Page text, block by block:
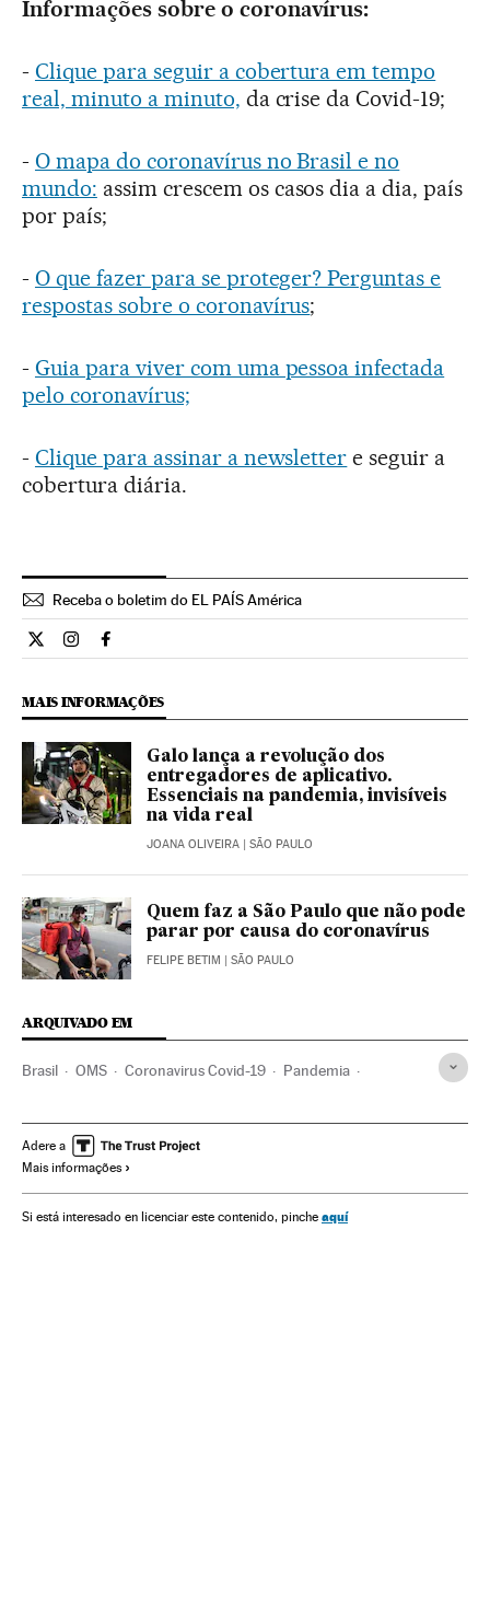
Informações sobre o coronavírus:
- Clique para seguir a cobertura em tempo
real, minuto a minuto, da crise da Covid-19;
- O mapa do coronavírus no Brasil e no
mundo: assim crescem os casos dia a dia, país
por país;
- O que fazer para se proteger? Perguntas e
respostas sobre o coronavírus;
- Guia para viver com uma pessoa infectada
pelo coronavírus;
- Clique para assinar a newsletter e seguir a
cobertura diária.
Receba o boletim do EL PAÍS América
Opiniao El País Brasil en Twitter
Opiniao El País Brasil en Instagram
Opiniao El País Brasil en Facebook
MAIS INFORMAÇÕES
Galo lança a revolução dos
entregadores de aplicativo.
Essenciais na pandemia, invisíveis
na vida real
JOANA OLIVEIRA | SÃO PAULO
Quem faz a São Paulo que não pode
parar por causa do coronavírus
FELIPE BETIM | SÃO PAULO
ARQUIVADO EM
Brasil OMS Coronavirus Covid-19 Pandemia
Exploração trabalhista Desigualdade econômica
Desemprego
Adere a
Mais informações
Si está interesado en licenciar este contenido, pinche aquí